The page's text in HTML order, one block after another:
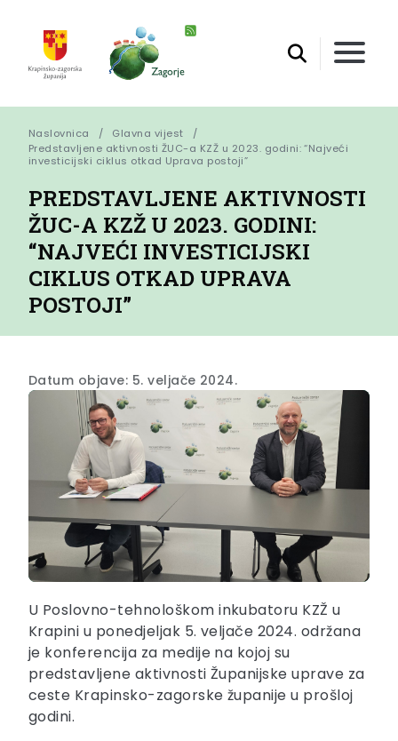
Naslovnica
Glavna vijest
Predstavljene aktivnosti ŽUC-a KZŽ u 2023. godini: “Najveći
investicijski ciklus otkad Uprava postoji”
PREDSTAVLJENE AKTIVNOSTI
ŽUC-A KZŽ U 2023. GODINI:
“NAJVEĆI INVESTICIJSKI
CIKLUS OTKAD UPRAVA
POSTOJI”
Datum objave: 5. veljače 2024.
U Poslovno-tehnološkom inkubatoru KZŽ u
Krapini u ponedjeljak 5. veljače 2024. održana
je konferencija za medije na kojoj su
predstavljene aktivnosti Županijske uprave za
ceste Krapinsko-zagorske županije u prošloj
godini.